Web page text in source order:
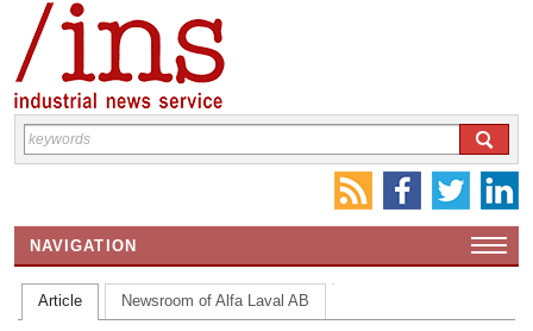
NAVIGATION
HOME
CONTACT US
Article Newsroom of Alfa Laval AB